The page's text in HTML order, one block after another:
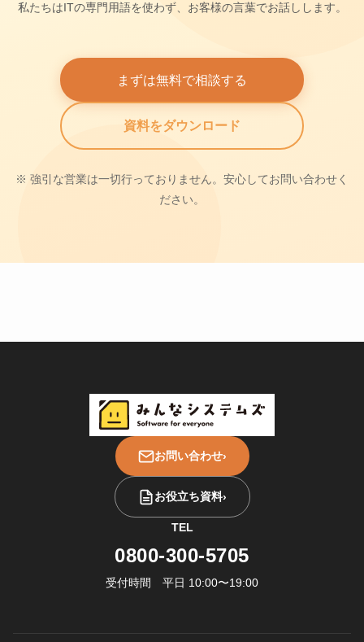
私たちはITの専門用語を使わず、お客様の言葉でお話しします。
まずは無料で相談する
資料をダウンロード
※ 強引な営業は一切行っておりません。安心してお問い合わせく
ださい。
お問い合わせ›
お役立ち資料›
TEL
0800-300-5705
受付時間 平日 10:00〜19:00